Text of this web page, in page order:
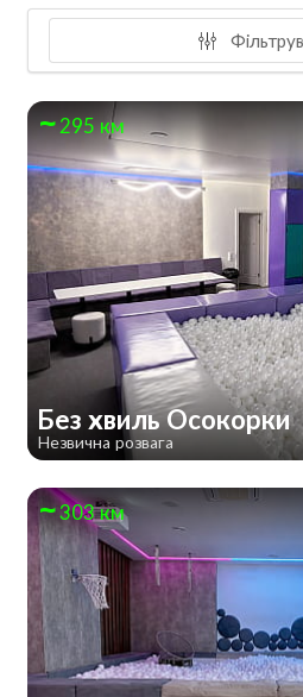
295 км
Без хвиль Осокорки
Незвична розвага
303 км